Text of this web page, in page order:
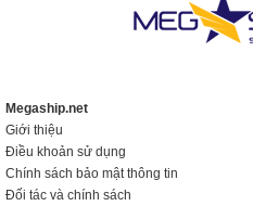
Megaship.net
Giới thiệu
Điều khoản sử dụng
Chính sách bảo mật thông tin
Đối tác và chính sách